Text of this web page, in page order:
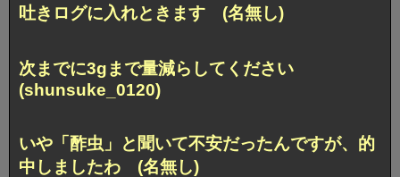
吐きログに入れときます (名無し)
次までに3gまで量減らしてください
(shunsuke_0120)
いや「酢虫」と聞いて不安だったんですが、的
中しましたわ (名無し)